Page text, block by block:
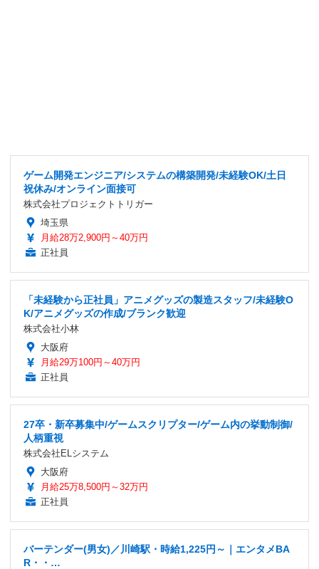
ゲーム開発エンジニア/システムの構築開発/未経験OK/土日
祝休み/オンライン面接可
株式会社プロジェクトトリガー
埼玉県
月給28万2,900円～40万円
正社員
「未経験から正社員」アニメグッズの製造スタッフ/未経験O
K/アニメグッズの作成/ブランク歓迎
株式会社小林
大阪府
月給29万100円～40万円
正社員
27卒・新卒募集中/ゲームスクリプター/ゲーム内の挙動制御/
人柄重視
株式会社ELシステム
大阪府
月給25万8,500円～32万円
正社員
バーテンダー(男女)／川崎駅・時給1,225円～｜エンタメBA
R・・…